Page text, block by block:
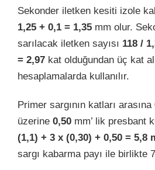
Sekonder iletken kesiti izole
1,25 + 0,1 = 1,35 mm olur.
sarılacak iletken sayısı 118 /
= 2,97 kat olduğundan üç kat
hesaplamalarda kullanılır.
Primer sargının katları arasına
üzerine 0,50 mm’ lik presbant
(1,1) + 3 x (0,30) + 0,50 = 5,8
sargı kabarma payı ile birlikte